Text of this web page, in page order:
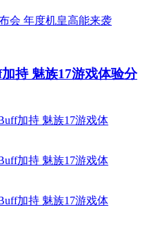
持 魅族17游戏体验分